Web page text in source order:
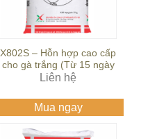
X802S – Hỗn hợp cao cấp
cho gà trắng (Từ 15 ngày
đến 28 ngày tuổi)
Liên hệ
Mua ngay